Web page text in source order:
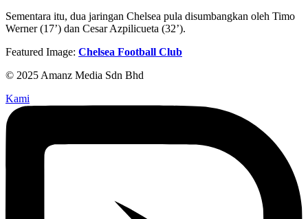
Sementara itu, dua jaringan Chelsea pula disumbangkan oleh Timo
Werner (17’) dan Cesar Azpilicueta (32’).
Featured Image: Chelsea Football Club
© 2025 Amanz Media Sdn Bhd
Kami